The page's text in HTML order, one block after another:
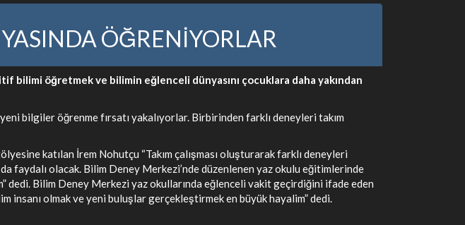
ÖĞRENİYORLAR
bilimi öğretmek ve bilimin eğlenceli dünyasını çocuklara daha yakından
bilgiler öğrenme fırsatı yakalıyorlar. Birbirinden farklı deneyleri takım
katılan İrem Nohutçu “Takım çalışması oluşturarak farklı deneyleri
faydalı olacak. Bilim Deney Merkezi’nde düzenlenen yaz okulu eğitimlerinde
dedi. Bilim Deney Merkezi yaz okullarında eğlenceli vakit geçirdiğini ifade eden
olmak ve yeni buluşlar gerçekleştirmek en büyük hayalim” dedi.